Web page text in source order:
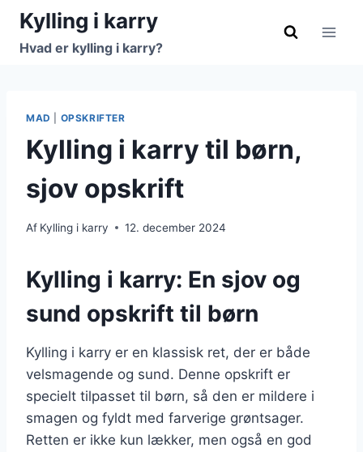
Fortsæt
indhold
Kylling i karry
Hvad er kylling i karry?
MAD OPSKRIFTER
Kylling i karry til børn,
sjov opskrift
Af Kylling i karry 12. december 2024
Kylling i karry: En sjov og
sund opskrift til børn
Kylling i karry er en klassisk ret, der er både
velsmagende og sund. Denne opskrift er
specielt tilpasset til børn, så den er mildere i
smagen og fyldt med farverige grøntsager.
Retten er ikke kun lækker, men også en god